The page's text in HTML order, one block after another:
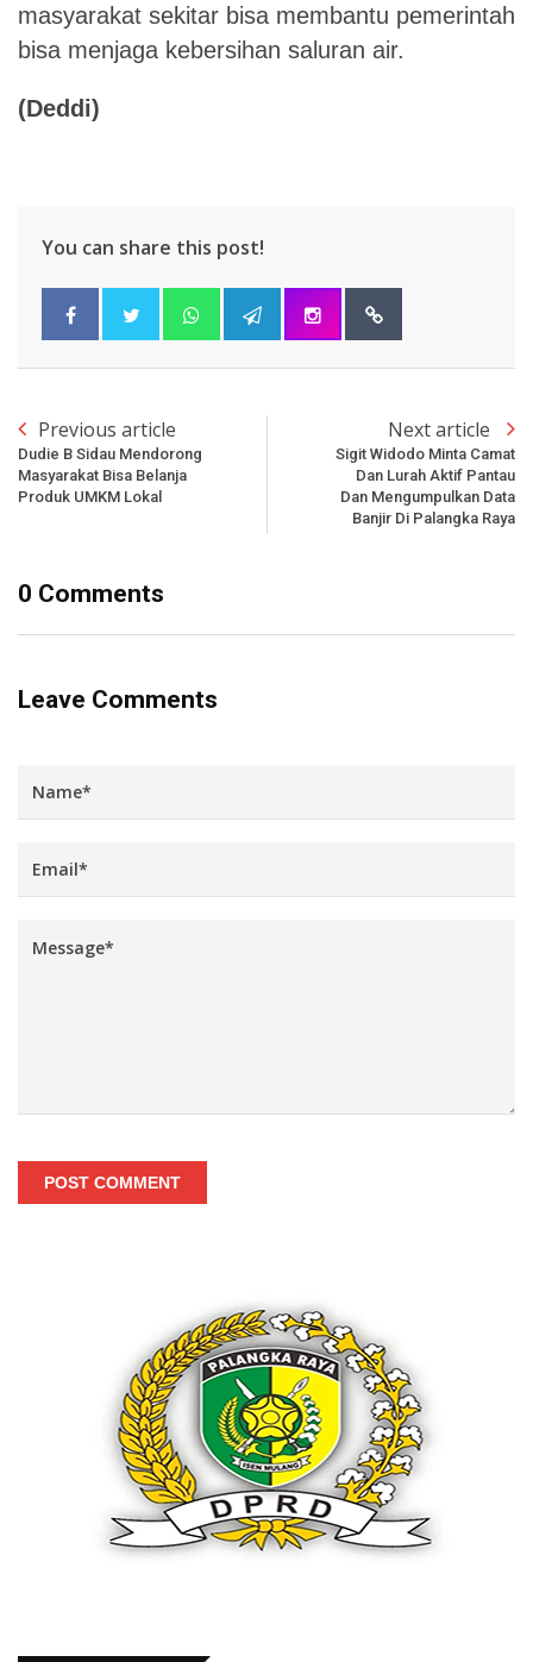
masyarakat sekitar bisa membantu pemerintah
bisa menjaga kebersihan saluran air.
(Deddi)
You can share this post!
Previous article
Dudie B Sidau Mendorong
Masyarakat Bisa Belanja
Produk UMKM Lokal
Next article
Sigit Widodo Minta Camat
Dan Lurah Aktif Pantau
Dan Mengumpulkan Data
Banjir Di Palangka Raya
0 Comments
Leave Comments
POST COMMENT